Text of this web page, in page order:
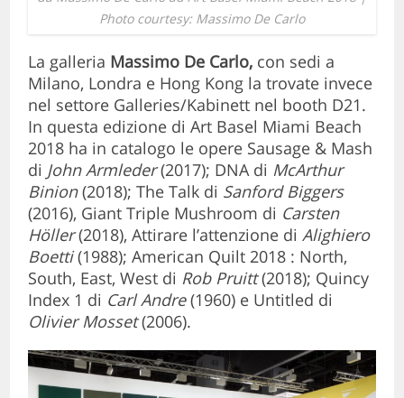
Photo courtesy: Massimo De Carlo
La galleria Massimo De Carlo, con sedi a
Milano, Londra e Hong Kong la trovate invece
nel settore Galleries/Kabinett nel booth D21.
In questa edizione di Art Basel Miami Beach
2018 ha in catalogo le opere Sausage & Mash
di John Armleder(2017); DNA di McArthur
Binion(2018); The Talk di Sanford Biggers
(2016), Giant Triple Mushroom di Carsten
Höller(2018), Attirare l’attenzione diAlighiero
Boetti(1988); American Quilt 2018 : North,
South, East, West di Rob Pruitt(2018); Quincy
Index 1 di Carl Andre(1960) e Untitled di
Olivier Mosset(2006).